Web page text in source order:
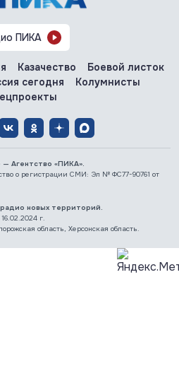
ПИКА
Казачество
Боевой листок
сегодня
Колумнисты
— Агентство «ПИКА».
о регистрации СМИ: Эл № ФС77-90761 от
новых территорий.
г.
область, Херсонская область.